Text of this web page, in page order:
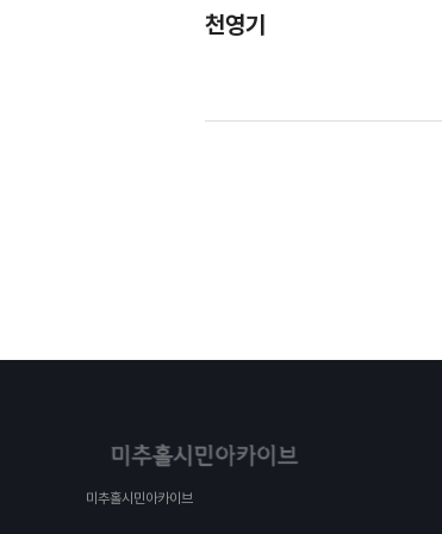
천영기
미추홀시민아카이브